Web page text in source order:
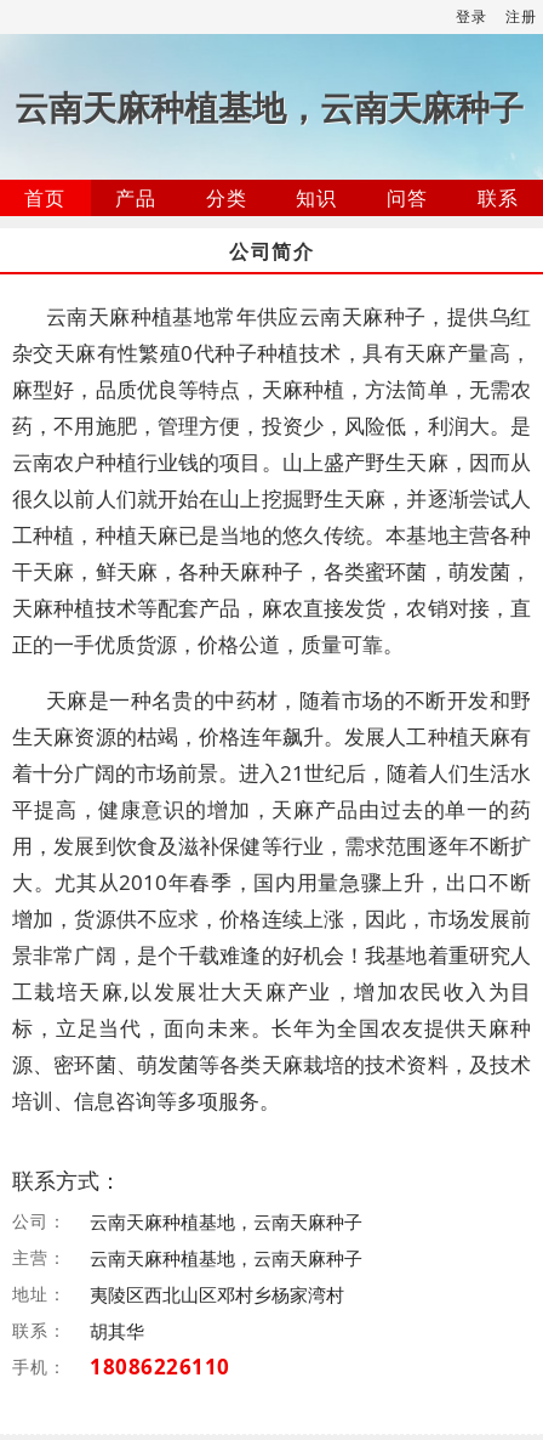
登录 注册
云南天麻种植基地，云南天麻种子
首页 产品 分类 知识 问答
联系
公司简介
云南天麻种植基地常年供应云南天麻种子，提供乌红
杂交天麻有性繁殖0代种子种植技术，具有天麻产量高，
麻型好，品质优良等特点，天麻种植，方法简单，无需农
药，不用施肥，管理方便，投资少，风险低，利润大。是
云南农户种植行业钱的项目。山上盛产野生天麻，因而从
很久以前人们就开始在山上挖掘野生天麻，并逐渐尝试人
工种植，种植天麻已是当地的悠久传统。本基地主营各种
干天麻，鲜天麻，各种天麻种子，各类蜜环菌，萌发菌，
天麻种植技术等配套产品，麻农直接发货，农销对接，直
正的一手优质货源，价格公道，质量可靠。
天麻是一种名贵的中药材，随着市场的不断开发和野
生天麻资源的枯竭，价格连年飙升。发展人工种植天麻有
着十分广阔的市场前景。进入21世纪后，随着人们生活水
平提高，健康意识的增加，天麻产品由过去的单一的药
用，发展到饮食及滋补保健等行业，需求范围逐年不断扩
大。尤其从2010年春季，国内用量急骤上升，出口不断
增加，货源供不应求，价格连续上涨，因此，市场发展前
景非常广阔，是个千载难逢的好机会！我基地着重研究人
工栽培天麻,以发展壮大天麻产业，增加农民收入为目
标，立足当代，面向未来。长年为全国农友提供天麻种
源、密环菌、萌发菌等各类天麻栽培的技术资料，及技术
培训、信息咨询等多项服务。
联系方式：
公司： 云南天麻种植基地，云南天麻种子
主营： 云南天麻种植基地，云南天麻种子
地址： 夷陵区西北山区邓村乡杨家湾村
联系： 胡其华
手机： 18086226110